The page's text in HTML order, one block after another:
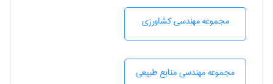
مجموعه مهندسی كشاورزی
مجموعه مهندسی منابع طبيعی